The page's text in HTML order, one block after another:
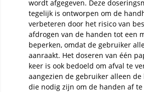
wordt afgegeven. Deze
tegelijk is ontworpen om de
verbeteren door het risico van
afdrogen van de handen tot een
beperken, omdat de gebruiker
aanraakt. Het doseren van één
keer is ook bedoeld om afval te
aangezien de gebruiker alleen
die nodig zijn om de handen af